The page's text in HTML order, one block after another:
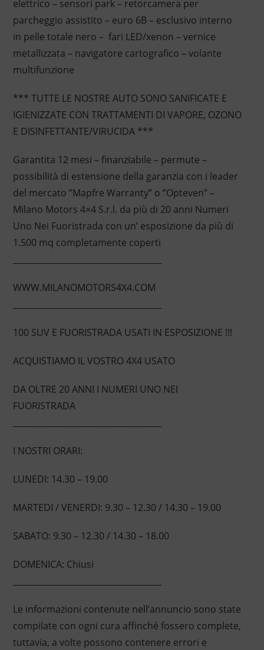
elettrico – sensori park – retorcamera per
parcheggio assistito – euro 6B – esclusivo interno
in pelle totale nero – fari LED/xenon – vernice
metallizzata – navigatore cartografico – volante
multifunzione
*** TUTTE LE NOSTRE AUTO SONO SANIFICATE E
IGIENIZZATE CON TRATTAMENTI DI VAPORE, OZONO
E DISINFETTANTE/VIRUCIDA ***
Garantita 12 mesi – finanziabile – permute –
possibilità di estensione della garanzia con i leader
del mercato ”Mapfre Warranty” o ”Opteven” –
Milano Motors 4×4 S.r.l. da più di 20 anni Numeri
Uno Nei Fuoristrada con un’ esposizione da più di
1.500 mq completamente coperti
WWW.MILANOMOTORS4X4.COM
100 SUV E FUORISTRADA USATI IN ESPOSIZIONE !!!
ACQUISTIAMO IL VOSTRO 4X4 USATO
DA OLTRE 20 ANNI I NUMERI UNO NEI
FUORISTRADA
I NOSTRI ORARI:
LUNEDI: 14.30 – 19.00
MARTEDI / VENERDI: 9.30 – 12.30 / 14.30 – 19.00
SABATO: 9.30 – 12.30 / 14.30 – 18.00
DOMENICA: Chiusi
Le informazioni contenute nell’annuncio sono state
compilate con ogni cura affinché fossero complete,
tuttavia, a volte possono contenere errori e